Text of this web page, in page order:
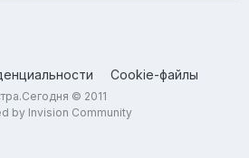
Cookie-файлы
© 2011
by Invision Community